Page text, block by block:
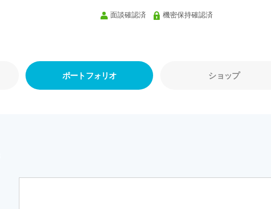
面談確認済 機密保持確認済
ポートフォリオ ショップ